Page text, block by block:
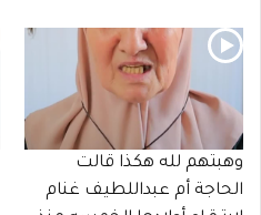
وهبتهم لله هكذا قالت
الحاجة أم عبداللطيف غنام